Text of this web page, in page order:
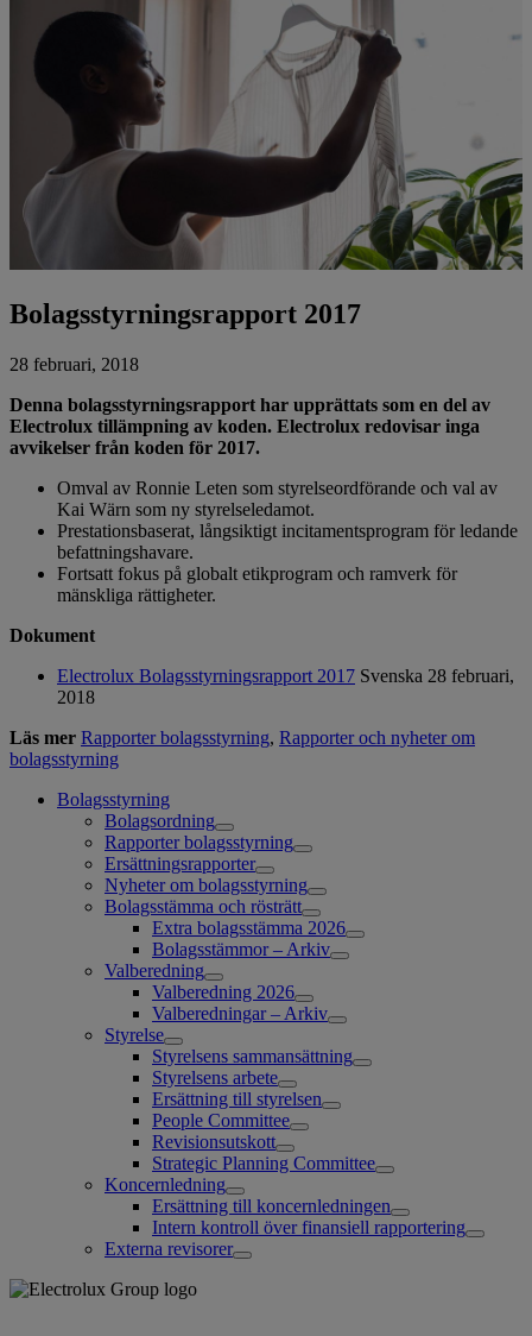
Bolagsstyrningsrapport 2017
28 februari, 2018
Denna bolagsstyrningsrapport har upprättats som en del av
Electrolux tillämpning av koden. Electrolux redovisar inga
avvikelser från koden för 2017.
Omval av Ronnie Leten som styrelseordförande och val av
Kai Wärn som ny styrelseledamot.
Prestationsbaserat, långsiktigt incitamentsprogram för ledande
befattningshavare.
Fortsatt fokus på globalt etikprogram och ramverk för
mänskliga rättigheter.
Dokument
Electrolux Bolagsstyrningsrapport 2017 Svenska 28 februari,
2018
Läs mer Rapporter bolagsstyrning, Rapporter och nyheter om
bolagsstyrning
Bolagsstyrning
Bolagsordning
Rapporter bolagsstyrning
Ersättningsrapporter
Nyheter om bolagsstyrning
Bolagsstämma och rösträtt
Extra bolagsstämma 2026
Bolagsstämmor – Arkiv
Valberedning
Valberedning 2026
Valberedningar – Arkiv
Styrelse
Styrelsens sammansättning
Styrelsens arbete
Ersättning till styrelsen
People Committee
Revisionsutskott
Strategic Planning Committee
Koncernledning
Ersättning till koncernledningen
Intern kontroll över finansiell rapportering
Externa revisorer